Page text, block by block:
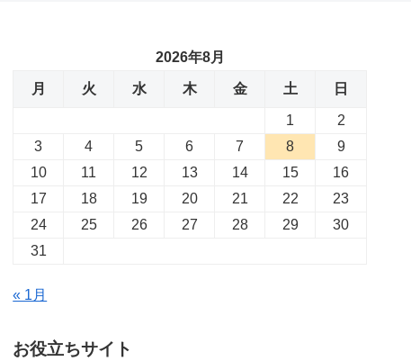
2026年8月
月 火 水 木 金 土 日
1
2
3
4 5 6 7 8
9
10
11 12 13 14 15
16
17
18 19 20 21 22
23
24
25 26 27 28 29
30
31
« 1月
お役立ちサイト